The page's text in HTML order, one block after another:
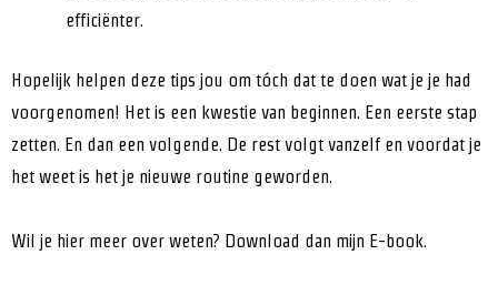
efficiënter.
Hopelijk helpen deze tips jou om tóch dat te doen wat je je had
voorgenomen! Het is een kwestie van beginnen. Een eerste stap
zetten. En dan een volgende. De rest volgt vanzelf en voordat je
het weet is het je nieuwe routine geworden.
Wil je hier meer over weten? Download dan mijn E-book.